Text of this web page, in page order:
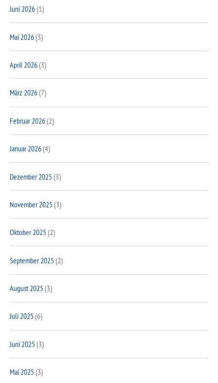
Juni 2026(1)
Mai 2026(3)
April 2026(3)
März 2026(7)
Februar 2026(2)
Januar 2026(4)
Dezember 2025 (3)
November 2025 (3)
Oktober 2025 (2)
September 2025 (2)
August 2025 (3)
Juli 2025 (6)
Juni 2025 (3)
Mai 2025 (3)